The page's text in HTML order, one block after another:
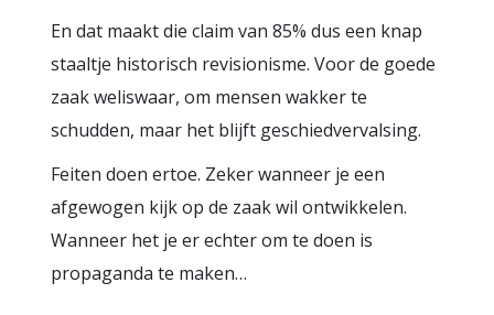
En dat maakt die claim van 85% dus een knap
staaltje historisch revisionisme. Voor de goede
zaak weliswaar, om mensen wakker te
schudden, maar het blijft geschiedvervalsing.
Feiten doen ertoe. Zeker wanneer je een
afgewogen kijk op de zaak wil ontwikkelen.
Wanneer het je er echter om te doen is
propaganda te maken…